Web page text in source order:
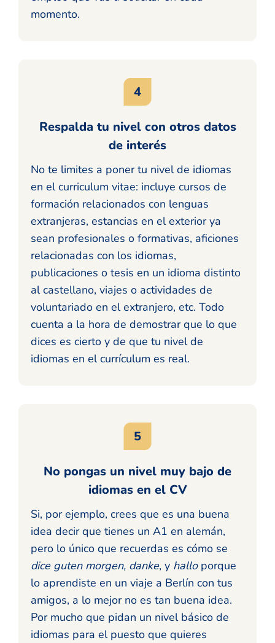
momento.
Respalda tu nivel con otros datos
de interés
No te limites a poner tu nivel de idiomas
en el curriculum vitae: incluye cursos de
formación relacionados con lenguas
extranjeras, estancias en el exterior ya
sean profesionales o formativas, aficiones
relacionadas con los idiomas,
publicaciones o tesis en un idioma distinto
al castellano, viajes o actividades de
voluntariado en el extranjero, etc. Todo
cuenta a la hora de demostrar que lo que
dices es cierto y de que tu nivel de
idiomas en el currículum es real.
No pongas un nivel muy bajo de
idiomas en el CV
Si, por ejemplo, crees que es una buena
idea decir que tienes un A1 en alemán,
pero lo único que recuerdas es cómo se
dice guten morgen, danke, y halloporque
lo aprendiste en un viaje a Berlín con tus
amigos, a lo mejor no es tan buena idea.
Por mucho que pidan un nivel básico de
idiomas para el puesto que quieres